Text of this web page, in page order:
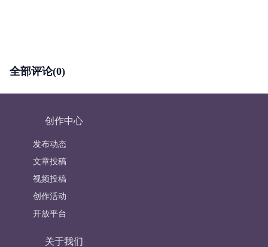
全部评论(0)
创作中心
发布动态
文章投稿
视频投稿
创作活动
开放平台
关于我们